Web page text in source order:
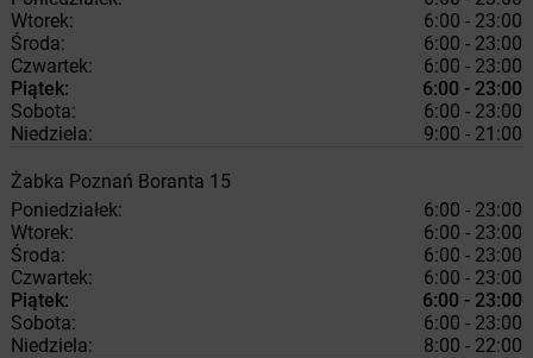
Wtorek:
6:00 - 23:00
Środa:
6:00 - 23:00
Czwartek:
6:00 - 23:00
Piątek:
6:00 - 23:00
Sobota:
6:00 - 23:00
Niedziela:
9:00 - 21:00
Żabka Poznań Boranta 15
Poniedziałek:
6:00 - 23:00
Wtorek:
6:00 - 23:00
Środa:
6:00 - 23:00
Czwartek:
6:00 - 23:00
Piątek:
6:00 - 23:00
Sobota:
6:00 - 23:00
Niedziela:
8:00 - 22:00